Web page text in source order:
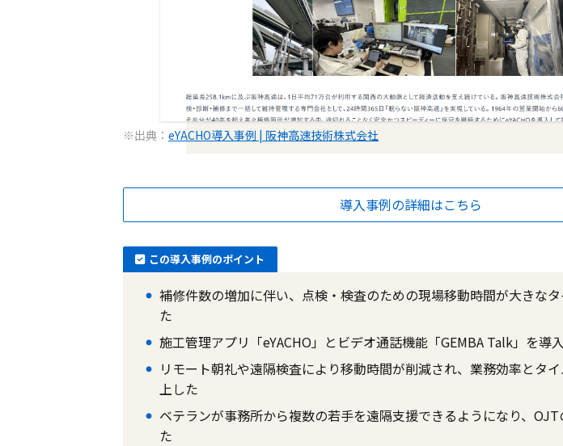
※出典： eYACHO導入事例 | 阪神高速技術株式会社
導入事例の詳細はこちら
この導入事例のポイント
補修件数の増加に伴い、点検・検査のための現場移動時間が大きな
た
施工管理アプリ「eYACHO」とビデオ通話機能「GEMBA Talk」を導
リモート朝礼や遠隔検査により移動時間が削減され、業務効率とタ
上した
ベテランが事務所から複数の若手を遠隔支援できるようになり、
た